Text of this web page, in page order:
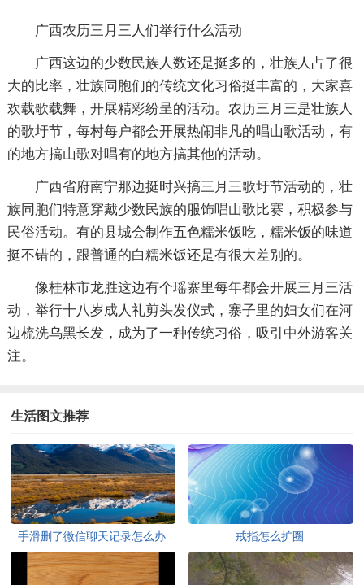
广西农历三月三人们举行什么活动
广西这边的少数民族人数还是挺多的，壮族人占了很
大的比率，壮族同胞们的传统文化习俗挺丰富的，大家喜
欢载歌载舞，开展精彩纷呈的活动。农历三月三是壮族人
的歌圩节，每村每户都会开展热闹非凡的唱山歌活动，有
的地方搞山歌对唱有的地方搞其他的活动。
广西省府南宁那边挺时兴搞三月三歌圩节活动的，壮
族同胞们特意穿戴少数民族的服饰唱山歌比赛，积极参与
民俗活动。有的县城会制作五色糯米饭吃，糯米饭的味道
挺不错的，跟普通的白糯米饭还是有很大差别的。
像桂林市龙胜这边有个瑶寨里每年都会开展三月三活
动，举行十八岁成人礼剪头发仪式，寨子里的妇女们在河
边梳洗乌黑长发，成为了一种传统习俗，吸引中外游客关
注。
生活图文推荐
手滑删了微信聊天记录怎么办 戒指怎么扩圈